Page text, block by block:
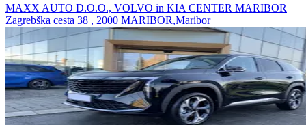
MAXX AUTO D.O.O., VOLVO in KIA CENTER MARIBOR
Zagrebška cesta 38 , 2000 MARIBOR,Maribor